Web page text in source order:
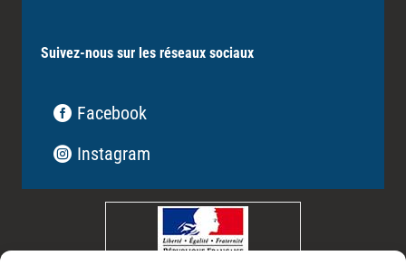
Suivez-nous sur les réseaux sociaux
Facebook
Instagram